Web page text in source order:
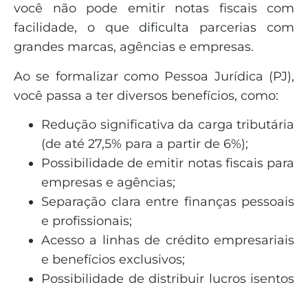
você não pode emitir notas fiscais com
facilidade, o que dificulta parcerias com
grandes marcas, agências e empresas.
Ao se formalizar como Pessoa Jurídica (PJ),
você passa a ter diversos benefícios, como:
Redução significativa da carga tributária
(de até 27,5% para a partir de 6%);
Possibilidade de emitir notas fiscais para
empresas e agências;
Separação clara entre finanças pessoais
e profissionais;
Acesso a linhas de crédito empresariais
e benefícios exclusivos;
Possibilidade de distribuir lucros isentos